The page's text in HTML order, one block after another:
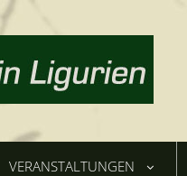
VERANSTALTUNGEN